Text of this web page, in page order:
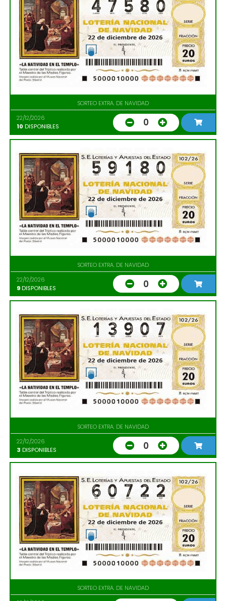
SORTEO EXTRA. DE NAVIDAD
22/12/2026
10 DISPONIBLES 0
SORTEO EXTRA. DE NAVIDAD
22/12/2026
9DISPONIBLES 0
SORTEO EXTRA. DE NAVIDAD
22/12/2026
3 DISPONIBLES 0
SORTEO EXTRA. DE NAVIDAD